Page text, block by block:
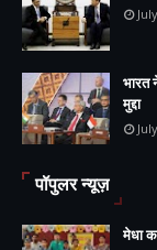
भारत
मुद्दा
पॉपुलर न्यूज़
मेधा